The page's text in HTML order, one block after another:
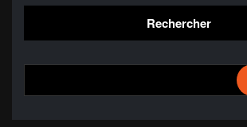
Rechercher